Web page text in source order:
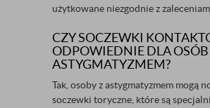
użytkowane niezgodnie z
CZY SOCZEWKI
ODPOWIEDNIE DLA
ASTYGMATYZMEM?
Tak, osoby z astygmatyzmem mogą
soczewki toryczne, które są